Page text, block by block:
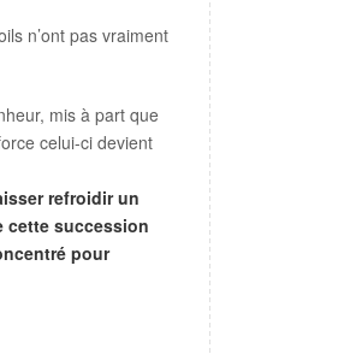
n’ont pas vraiment
mis à part que
celui-ci devient
refroidir un
cette succession
pour